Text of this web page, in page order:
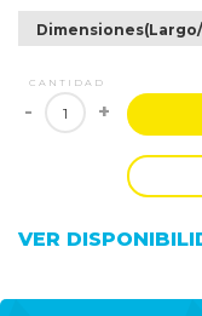
CANTIDAD
- +
VER